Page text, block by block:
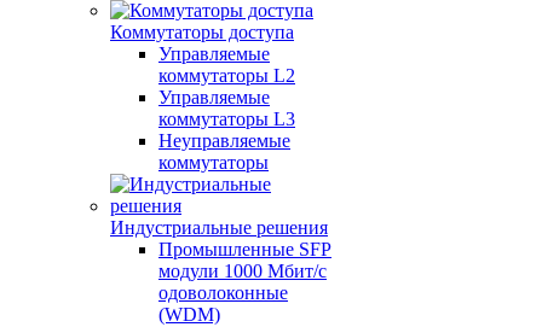
Коммутаторы доступа
Управляемые
коммутаторы L2
Управляемые
коммутаторы L3
Неуправляемые
коммутаторы
Индустриальные решения
Промышленные SFP
модули 1000 Мбит/c
одоволоконные
(WDM)